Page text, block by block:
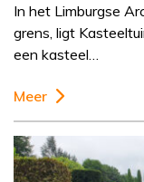
In het Limburgse
grens, ligt
een kasteel…
Meer